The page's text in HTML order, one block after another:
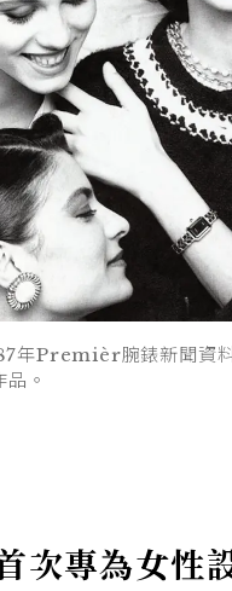
年Premièr腕錶新聞
。
專為女性